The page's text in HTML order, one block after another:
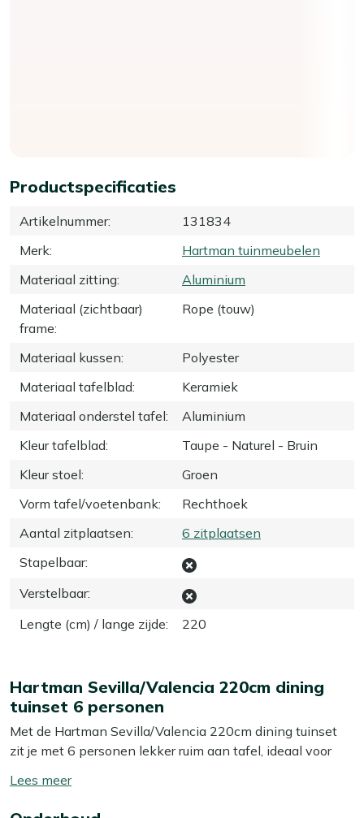
Productspecificaties
Artikelnummer:
131834
Merk:
Hartman tuinmeubelen
Materiaal zitting:
Aluminium
Materiaal (zichtbaar)
frame:
Rope (touw)
Materiaal kussen:
Polyester
Materiaal tafelblad:
Keramiek
Materiaal onderstel tafel:
Aluminium
Kleur tafelblad:
Taupe - Naturel - Bruin
Kleur stoel:
Groen
Vorm tafel/voetenbank:
Rechthoek
Aantal zitplaatsen:
6 zitplaatsen
Stapelbaar:
Verstelbaar:
Lengte (cm) / lange zijde: 220
Hartman Sevilla/Valencia 220cm dining
tuinset 6 personen
Met de Hartman Sevilla/Valencia 220cm dining tuinset
zit je met 6 personen lekker ruim aan tafel, ideaal voor
tuintafel van 220 cm geeft je genoeg plek voor schalen,
Toon/verberg